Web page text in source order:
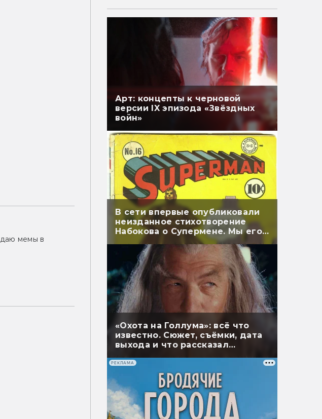
мемы в
Арт: концепты к черновой
версии IX эпизода «Звёздных
войн»
В сети впервые опубликовали
неизданное стихотворение
Набокова о Супермене. Мы его
перевели
«Охота на Голлума»: всё что
известно. Сюжет, съёмки, дата
выхода и что рассказал
РЕКЛАМА